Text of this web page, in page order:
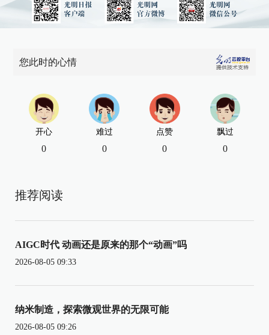
您此时的心情
开心
0
难过
0
点赞
0
飘过
0
推荐阅读
AIGC时代 动画还是原来的那个“动画”吗
2026-08-05 09:33
纳米制造，探索微观世界的无限可能
2026-08-05 09:26